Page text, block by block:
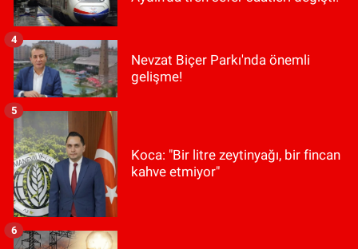
Nevzat Biçer Parkı'nda önemli
gelişme!
4
Koca: "Bir litre zeytinyağı, bir fincan
kahve etmiyor"
5
6